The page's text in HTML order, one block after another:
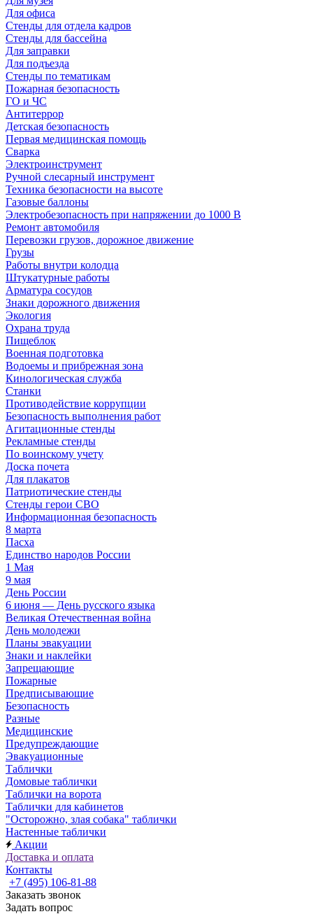
Для офиса
Стенды для отдела кадров
Стенды для бассейна
Для заправки
Для подъезда
Стенды по тематикам
Пожарная безопасность
ГО и ЧС
Антитеррор
Детская безопасность
Первая медицинская помощь
Сварка
Электроинструмент
Ручной слесарный инструмент
Техника безопасности на высоте
Газовые баллоны
Электробезопасность при напряжении до 1000 В
Ремонт автомобиля
Перевозки грузов, дорожное движение
Грузы
Работы внутри колодца
Штукатурные работы
Арматура сосудов
Знаки дорожного движения
Экология
Охрана труда
Пищеблок
Военная подготовка
Водоемы и прибрежная зона
Кинологическая служба
Станки
Противодействие коррупции
Безопасность выполнения работ
Агитационные стенды
Рекламные стенды
По воинскому учету
Доска почета
Для плакатов
Патриотические стенды
Стенды герои СВО
Информационная безопасность
8 марта
Пасха
Единство народов России
1 Мая
9 мая
День России
6 июня — День русского языка
Великая Отечественная война
День молодежи
Планы эвакуации
Знаки и наклейки
Запрещающие
Пожарные
Предписывающие
Безопасность
Разные
Медицинские
Предупреждающие
Эвакуационные
Таблички
Домовые таблички
Таблички на ворота
Таблички для кабинетов
"Осторожно, злая собака" таблички
Настенные таблички
Акции
Доставка и оплата
Контакты
+7 (495) 106-81-88
Заказать звонок
Задать вопрос